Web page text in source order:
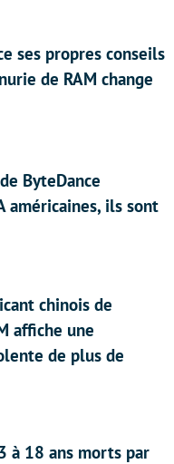
ses propres conseils
de RAM change
ByteDance
américaines, ils sont
chinois de
affiche une
de plus de
à 18 ans morts par